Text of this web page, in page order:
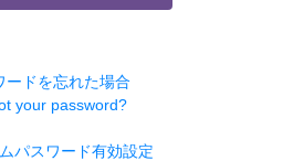
ードを忘れた場合
your password?
パスワード有効設定